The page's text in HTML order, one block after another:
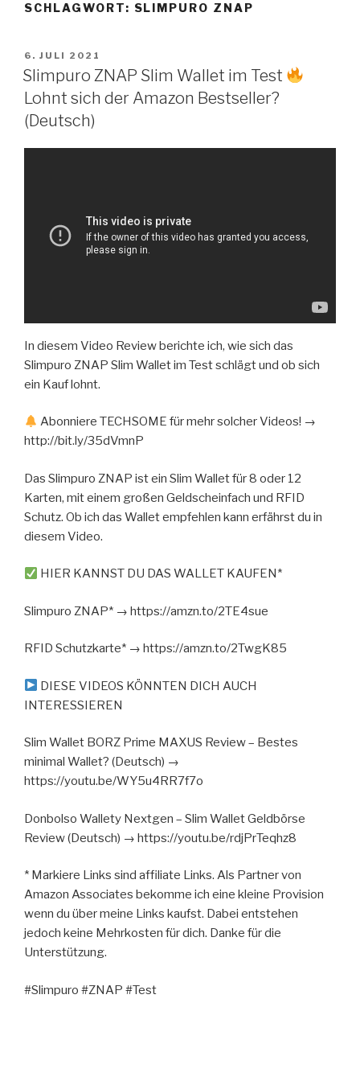
SCHLAGWORT: SLIMPURO ZNAP
VERÖFFENTLICHT
AM
6. JULI 2021
Slimpuro ZNAP Slim Wallet im Test
Lohnt sich der Amazon Bestseller?
(Deutsch)
In diesem Video Review berichte ich, wie sich das
Slimpuro ZNAP Slim Wallet im Test schlägt und ob sich
ein Kauf lohnt.
Abonniere TECHSOME für mehr solcher Videos! →
http://bit.ly/35dVmnP
Das Slimpuro ZNAP ist ein Slim Wallet für 8 oder 12
Karten, mit einem großen Geldscheinfach und RFID
Schutz. Ob ich das Wallet empfehlen kann erfährst du in
diesem Video.
HIER KANNST DU DAS WALLET KAUFEN*
Slimpuro ZNAP* → https://amzn.to/2TE4sue
RFID Schutzkarte* → https://amzn.to/2TwgK85
DIESE VIDEOS KÖNNTEN DICH AUCH
INTERESSIEREN
Slim Wallet BORZ Prime MAXUS Review – Bestes
minimal Wallet? (Deutsch) →
https://youtu.be/WY5u4RR7f7o
Donbolso Wallety Nextgen – Slim Wallet Geldbörse
Review (Deutsch) → https://youtu.be/rdjPrTeqhz8
* Markiere Links sind affiliate Links. Als Partner von
Amazon Associates bekomme ich eine kleine Provision
wenn du über meine Links kaufst. Dabei entstehen
jedoch keine Mehrkosten für dich. Danke für die
Unterstützung.
#Slimpuro #ZNAP #Test